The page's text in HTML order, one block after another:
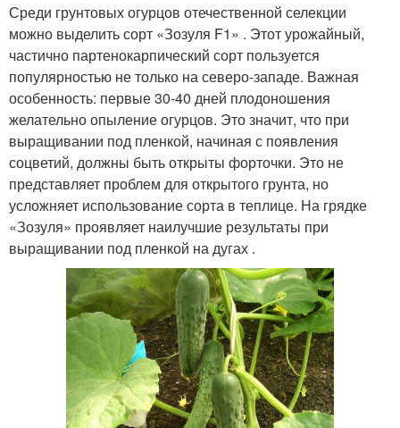
Среди грунтовых огурцов отечественной селекции
можно выделить сорт «Зозуля F1» . Этот урожайный,
частично партенокарпический сорт пользуется
популярностью не только на северо-западе. Важная
особенность: первые 30-40 дней плодоношения
желательно опыление огурцов. Это значит, что при
выращивании под пленкой, начиная с появления
соцветий, должны быть открыты форточки. Это не
представляет проблем для открытого грунта, но
усложняет использование сорта в теплице. На грядке
«Зозуля» проявляет наилучшие результаты при
выращивании под пленкой на дугах .